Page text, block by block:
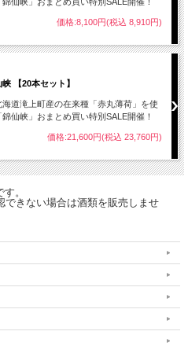
価格:8,100円(税込 8,910円)
【20本セット】
海道滝上町産の在来種「赤丸薄荷」を使
仙峡」おまとめ買い特別SALE開催！
価格:21,600円(税込 23,760円)
。
できない場合は酒類を販売しませ